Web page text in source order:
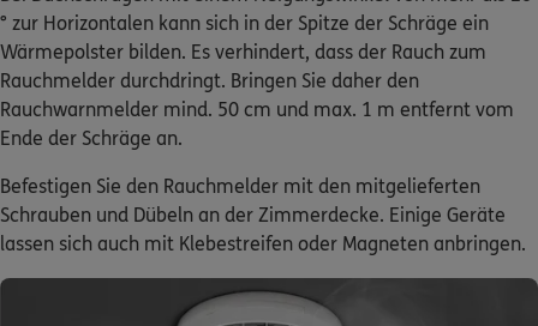
Wärmepolster bilden. Es verhindert, dass der Rauch zum
Rauchmelder durchdringt. Bringen Sie daher den
Rauchwarnmelder mind. 50 cm und max. 1 m entfernt vom
Ende der Schräge an.
Befestigen Sie den Rauchmelder mit den mitgelieferten
Schrauben und Dübeln an der Zimmerdecke. Einige Geräte
lassen sich auch mit Klebestreifen oder Magneten anbringen.